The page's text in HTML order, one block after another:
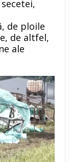
de ploile
de altfel,
ale